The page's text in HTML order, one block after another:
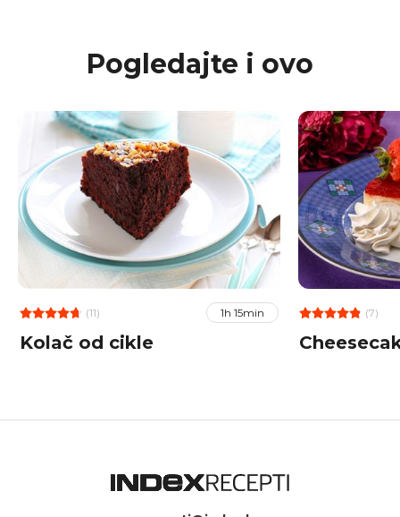
Pogledajte i ovo
(11) 1h 15min
Kolač od cikle
(7)